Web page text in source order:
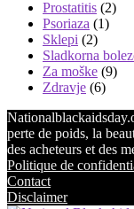
Prostatitis (2)
Psoriaza (1)
Sklepi (2)
Sladkorna
Za moške (9)
Zdravje (6)
perte de poids, la
des acheteurs et des
Politique de
Contact
Disclaimer